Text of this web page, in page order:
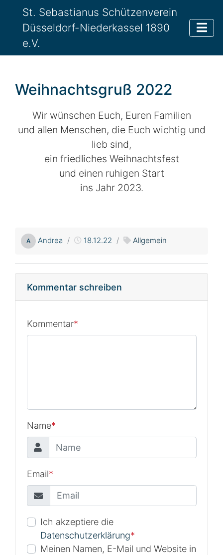
St. Sebastianus Schützenverein
Düsseldorf-Niederkassel 1890
e.V.
Weihnachtsgruß 2022
Wir wünschen Euch, Euren Familien
und allen Menschen, die Euch wichtig und
lieb sind,
ein friedliches Weihnachtsfest
und einen ruhigen Start
ins Jahr 2023.
A Andrea 18.12.22 Allgemein
Kommentar schreiben
Kommentar*
Name*
Email*
Ich akzeptiere die
Datenschutzerklärung*
Meinen Namen, E-Mail und Website in